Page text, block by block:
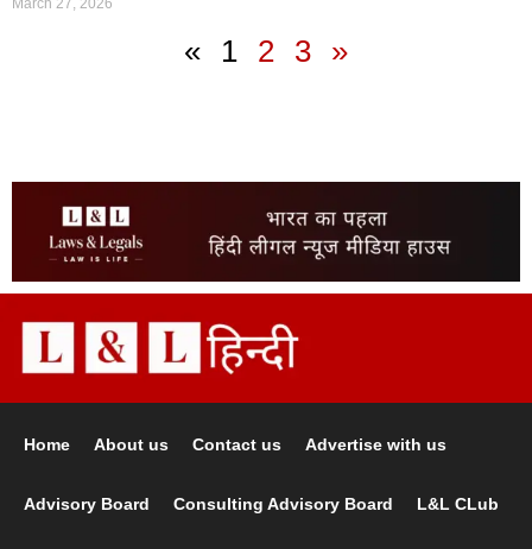
March 27, 2026
« 1 2 3 »
Home About us Contact us Advertise with us
Advisory Board Consulting Advisory Board L&L CLub